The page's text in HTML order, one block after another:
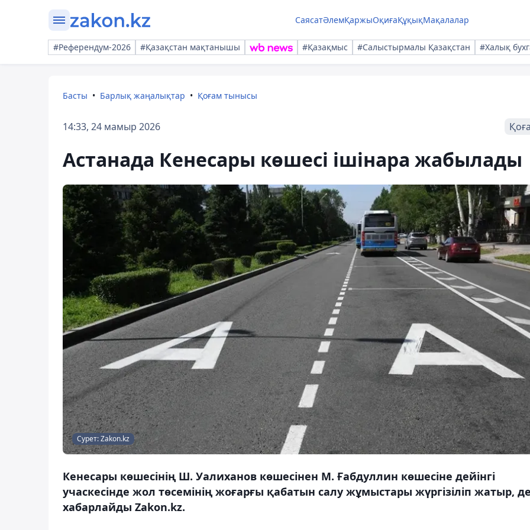
СаясатӘлемҚаржыОқиғаҚұқықМақалалар
#Референдум-2026 #Қазақстан мақтанышы #Қазақмыс #Салыстырмалы Қазақстан #Халық
Басты Барлық жаңалықтар Қоғам тынысы
14:33, 24 мамыр 2026
Астанада Кенесары көшесі ішінара жабылады
Сурет: Zakon.kz
Кенесары көшесінің Ш. Уалиханов көшесінен М. Ғабдуллин көшесіне дейінгі
учаскесінде жол төсемінің жоғарғы қабатын салу жұмыстары жүргізіліп жатыр,
хабарлайды Zakon.kz.